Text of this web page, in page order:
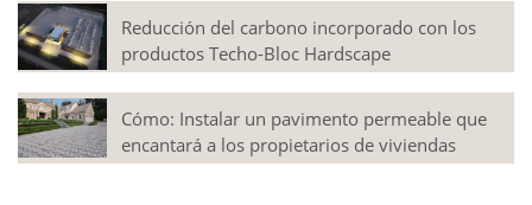
Reducción del carbono incorporado con los
productos Techo-Bloc Hardscape
Cómo: Instalar un pavimento permeable que
encantará a los propietarios de viviendas